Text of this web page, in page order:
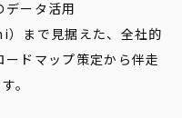
ータ活用
まで見据えた、全社的
ドマップ策定から伴走
。